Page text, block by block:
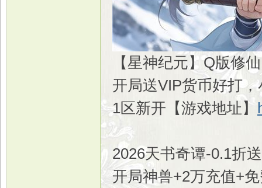
【星神纪元】Q版修仙
开局送VIP货币好打
1区新开【游戏地址】
2026天书奇谭-0.1折
开局神兽+2万充值+